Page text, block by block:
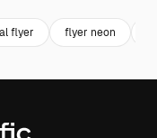
flyer flyer neon